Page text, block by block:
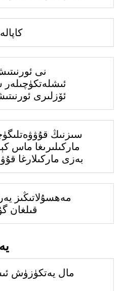
ئىشلەتكۈچىلەر
ئۆزلىرى
سىزنىڭ
ماركىلىرىغا ماس
بەزى ماركىلارغا
مەھسۇلاتىڭىز
قىلغان
مال يەتكۈزۈش